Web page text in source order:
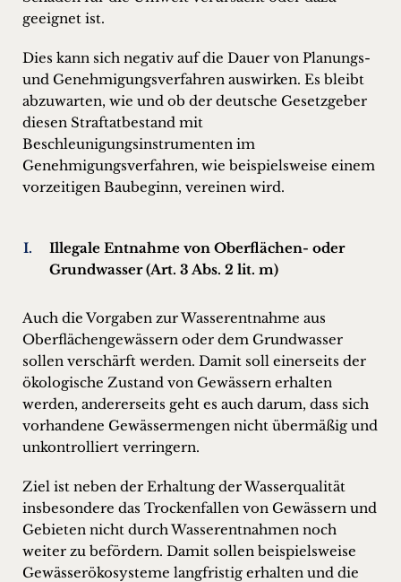
geeignet ist.
Dies kann sich negativ auf die Dauer von Planungs-
und Genehmigungsverfahren auswirken. Es bleibt
abzuwarten, wie und ob der deutsche Gesetzgeber
diesen Straftatbestand mit
Beschleunigungsinstrumenten im
Genehmigungsverfahren, wie beispielsweise einem
vorzeitigen Baubeginn, vereinen wird.
Illegale Entnahme von Oberflächen- oder
Grundwasser (Art. 3 Abs. 2 lit. m)
Auch die Vorgaben zur Wasserentnahme aus
Oberflächengewässern oder dem Grundwasser
sollen verschärft werden. Damit soll einerseits der
ökologische Zustand von Gewässern erhalten
werden, andererseits geht es auch darum, dass sich
vorhandene Gewässermengen nicht übermäßig und
unkontrolliert verringern.
Ziel ist neben der Erhaltung der Wasserqualität
insbesondere das Trockenfallen von Gewässern und
Gebieten nicht durch Wasserentnahmen noch
weiter zu befördern. Damit sollen beispielsweise
Gewässerökosysteme langfristig erhalten und die